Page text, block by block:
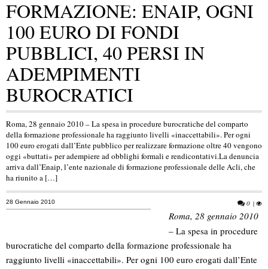
FORMAZIONE: ENAIP, OGNI
100 EURO DI FONDI
PUBBLICI, 40 PERSI IN
ADEMPIMENTI
BUROCRATICI
Roma, 28 gennaio 2010 – La spesa in procedure burocratiche del comparto
della formazione professionale ha raggiunto livelli «inaccettabili». Per ogni
100 euro erogati dall’Ente pubblico per realizzare formazione oltre 40 vengono
oggi «buttati» per adempiere ad obblighi formali e rendicontativi.La denuncia
arriva dall’Enaip, l’ente nazionale di formazione professionale delle Acli, che
ha riunito a […]
28 Gennaio 2010 0 |
Roma, 28 gennaio 2010
– La spesa in procedure
burocratiche del comparto della formazione professionale ha
raggiunto livelli «inaccettabili». Per ogni 100 euro erogati dall’Ente